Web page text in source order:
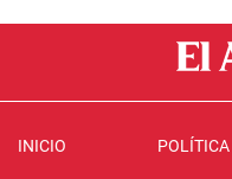
INICIO